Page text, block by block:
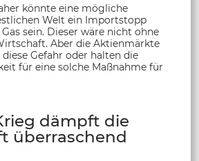
könnte eine mögliche
Welt ein Importstopp
sein. Dieser wäre nicht ohne
Aber die Aktienmärkte
Gefahr oder halten die
für eine solche Maßnahme für
dämpft die
überraschend